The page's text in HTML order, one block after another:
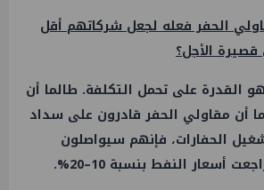
الحفر فعله لجعل شركاتهم أقل
قصيرة الأجل؟
القدرة على تحمل التكلفة. طالما أن
أن مقاولي الحفر قادرون على سداد
الحفارات، فإنهم سيواصلون
أسعار النفط بنسبة 10–20%.